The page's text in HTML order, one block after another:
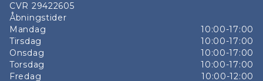
CVR 29422605
Åbningstider
Mandag
10:00-17:00
Tirsdag
10:00-17:00
Onsdag
10:00-17:00
Torsdag
10:00-17:00
Fredag
10:00-12:00